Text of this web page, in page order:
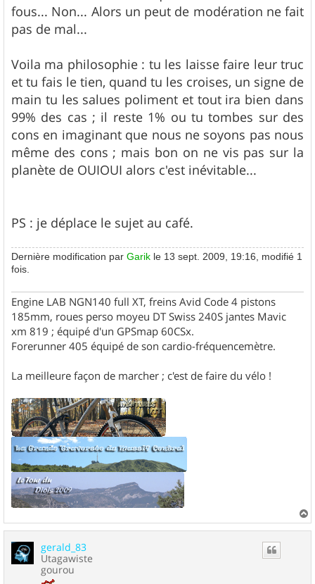
fous... Non... Alors un peut de modération ne fait
pas de mal...
Voila ma philosophie : tu les laisse faire leur truc
et tu fais le tien, quand tu les croises, un signe de
main tu les salues poliment et tout ira bien dans
99% des cas ; il reste 1% ou tu tombes sur des
cons en imaginant que nous ne soyons pas nous
même des cons ; mais bon on ne vis pas sur la
planète de OUIOUI alors c'est inévitable...
PS : je déplace le sujet au café.
Dernière modification par Garik le 13 sept. 2009, 19:16, modifié 1
fois.
Engine LAB NGN140 full XT, freins Avid Code 4 pistons
185mm, roues perso moyeu DT Swiss 240S jantes Mavic
xm 819 ; équipé d'un GPSmap 60CSx.
Forerunner 405 équipé de son cardio-fréquencemètre.
La meilleure façon de marcher ; c'est de faire du vélo !
a
gerald_83
Utagawiste
gourou